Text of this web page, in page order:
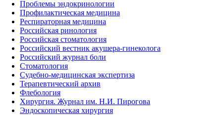
Проблемы эндокринологии
Профилактическая медицина
Респираторная медицина
Российская ринология
Российская стоматология
Российский вестник акушера-гинеколога
Российский журнал боли
Стоматология
Судебно-медицинская экспертиза
Терапевтический архив
Флебология
Хирургия. Журнал им. Н.И. Пирогова
Эндоскопическая хирургия